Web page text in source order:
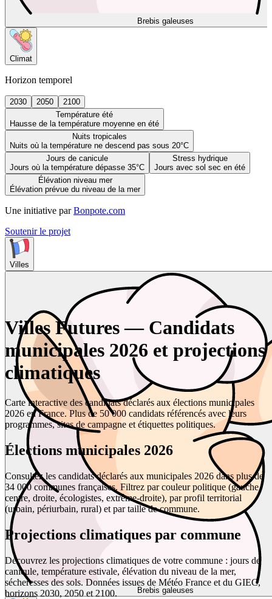
Brebis galeuses
Climat
Horizon temporel
2030 2050
2100
Température été
Hausse de la température moyenne en été
Nuits tropicales
Nuits où la température ne descend pas sous 20°C
Jours de canicule
Jours où la température dépasse 35°C
Stress hydrique
Jours avec sol sec en été
Élévation niveau mer
Élévation prévue du niveau de la mer
Une initiative par Bonpote.com
Soutenir le projet
Villes
Brebis galeuses
Villes Futures — Candidats
municipales 2026 et projections
climatiques
Carte interactive des candidats déclarés aux élections municipales
2026 en France. Plus de 50 000 candidats référencés avec leurs
programmes, sites de campagne et étiquettes politiques.
Élections municipales 2026
Consultez les candidats déclarés aux municipales 2026 dans plus de
34 000 communes françaises. Filtrez par couleur politique (gauche,
centre, droite, écologistes, extrême-droite), par profil territorial
(urbain, périurbain, rural) et par taille de commune.
Projections climatiques par commune
Découvrez les projections climatiques de votre commune : jours de
canicule, température estivale, élévation du niveau de la mer,
sécheresses des sols. Données issues de Météo France et du GIEC,
horizons 2030, 2050 et 2100.